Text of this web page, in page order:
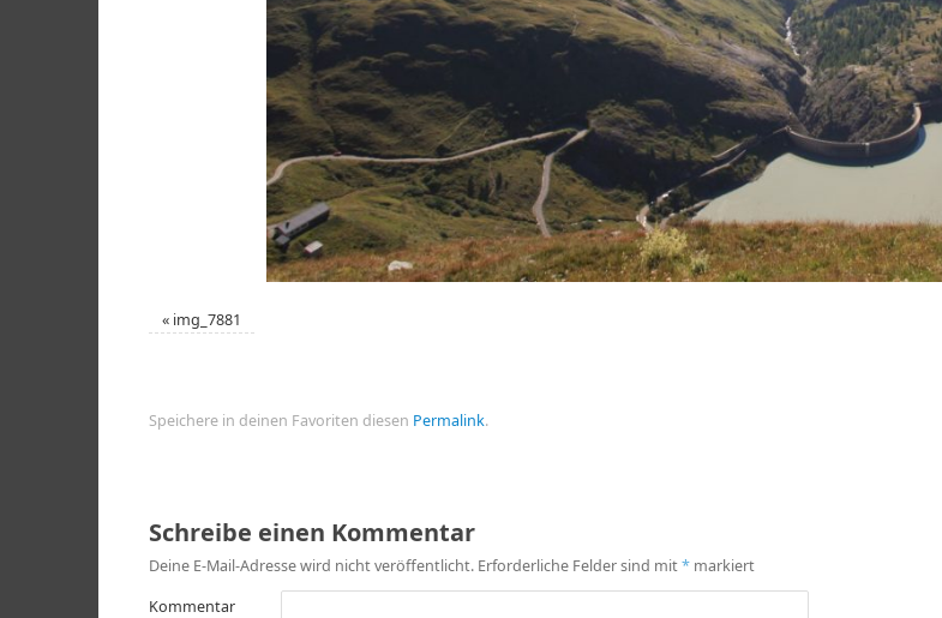
« img_7881
Speichere in deinen Favoriten diesen Permalink.
Schreibe einen Kommentar
Deine E-Mail-Adresse wird nicht veröffentlicht. Erforderliche Felder sind mit* markiert
Kommentar